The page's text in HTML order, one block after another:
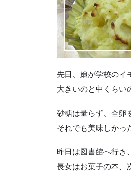
先日、娘が学校のイ
大きいのと中くらい
砂糖は量らず、全卵
それでも美味しかっ
昨日は図書館へ行き
長女はお菓子の本、